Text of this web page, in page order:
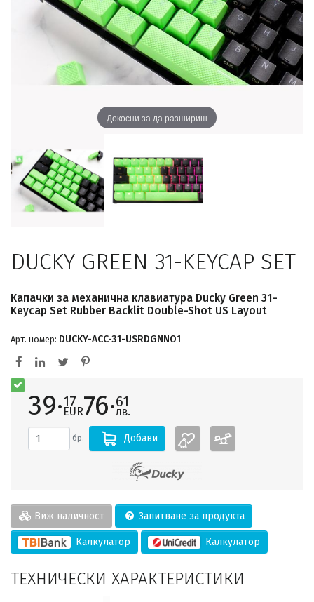
Докосни за да разшириш
DUCKY GREEN 31-KEYCAP SET
Капачки за механична клавиатура Ducky Green 31-
Keycap Set Rubber Backlit Double-Shot US Layout
Арт. номер: DUCKY-ACC-31-USRDGNNO1
39·17
EUR76·61
лв.
бр. Добави
Виж наличност Запитване за продукта
Калкулатор Калкулатор
ТЕХНИЧЕСКИ ХАРАКТЕРИСТИКИ